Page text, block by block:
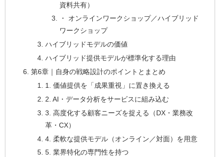
資料共有）
・ オンラインワークショップ／ハイブリッド
ワークショップ
ハイブリッドモデルの価値
ハイブリッド提供モデルが標準化する理由
第6章｜自身の戦略設計のポイントとまとめ
1. 価値提供を「成果重視」に置き換える
2. AI・データ分析をサービスに組み込む
3. 高度化する顧客ニーズを捉える（DX・業務改
革・CX）
4. 柔軟な提供モデル（オンライン／対面）を用意
5. 業界特化の専門性を持つ